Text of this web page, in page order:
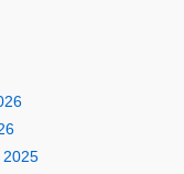
2025